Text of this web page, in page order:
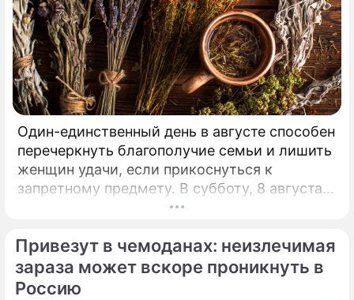
Один-единственный день в августе способен
перечеркнуть благополучие семьи и лишить
женщин удачи, если прикоснуться к
запретному предмету. В субботу, 8 августа,
православная церковь молитвенно чтит
Ермолая, Ермиппа и Ермократа, иереев
Никомидийских.
Привезут в чемоданах: неизлечимая
зараза может вскоре проникнуть в
Россию